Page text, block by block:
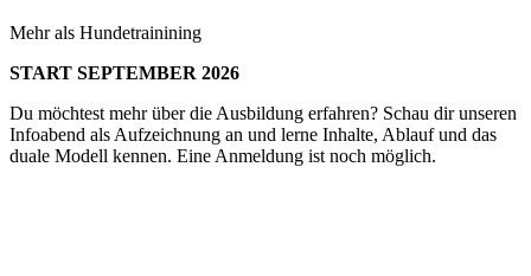
Mehr als Hundetrainining
START SEPTEMBER 2026
Du möchtest mehr über die Ausbildung erfahren? Schau dir unseren
Infoabend als Aufzeichnung an und lerne Inhalte, Ablauf und das
duale Modell kennen. Eine Anmeldung ist noch möglich.